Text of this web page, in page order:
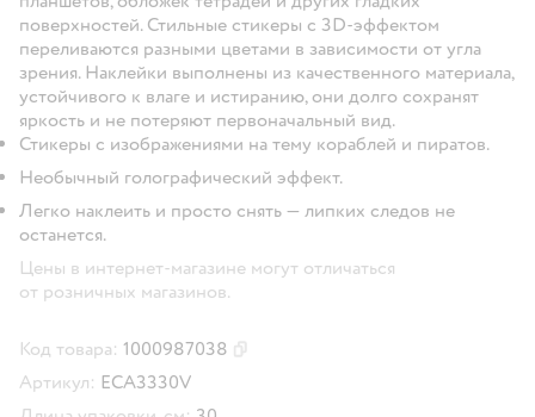
поверхностей. Стильные стикеры с 3D-эффектом
переливаются разными цветами в зависимости от угла
зрения. Наклейки выполнены из качественного материала,
устойчивого к влаге и истиранию, они долго сохранят
яркость и не потеряют первоначальный вид.
Стикеры с изображениями на тему кораблей и пиратов.
Необычный голографический эффект.
Легко наклеить и просто снять — липких следов не
останется.
Цены в интернет-магазине могут отличаться
от розничных магазинов.
Код товара: 1000987038
Артикул: ECA3330V